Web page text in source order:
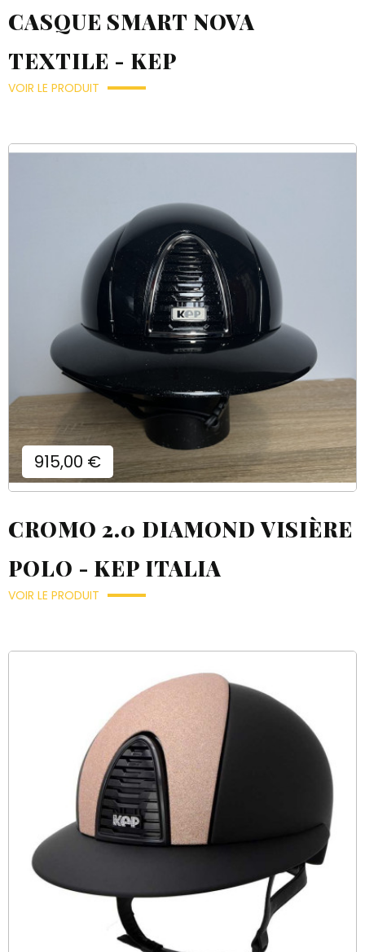
CASQUE SMART NOVA
TEXTILE - KEP
VOIR LE PRODUIT
Prix
915,00 €
CROMO 2.0 DIAMOND VISIÈRE
POLO - KEP ITALIA
VOIR LE PRODUIT